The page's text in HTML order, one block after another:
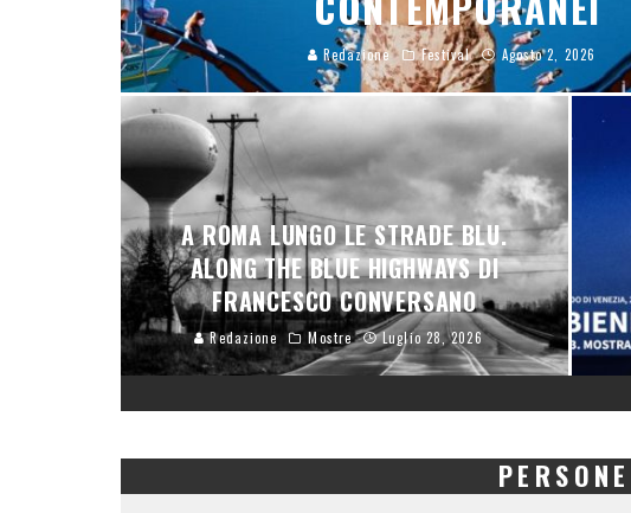
Redazione Festival Agosto 2, 2026
A ROMA LUNGO LE STRADE BLU.
ALONG THE BLUE HIGHWAYS DI
FRANCESCO CONVERSANO
Redazione Mostre Luglio 28, 2026
PERSONE